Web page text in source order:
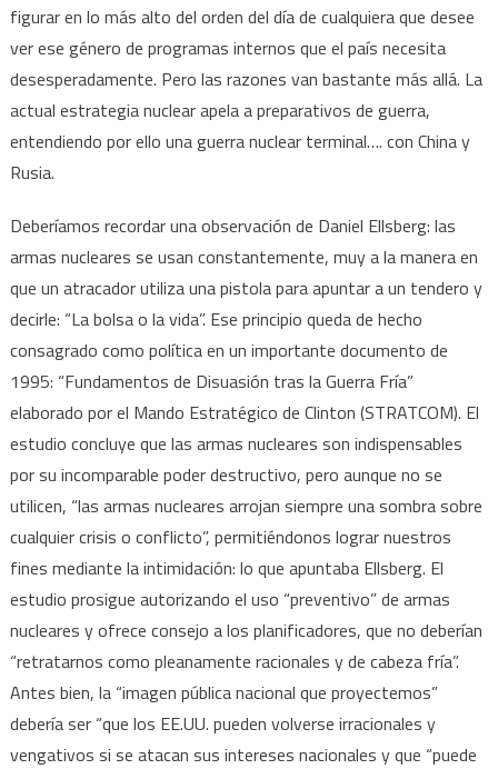
figurar en lo más alto del orden del día de cualquiera que desee
ver ese género de programas internos que el país necesita
desesperadamente. Pero las razones van bastante más allá. La
actual estrategia nuclear apela a preparativos de guerra,
entendiendo por ello una guerra nuclear terminal…. con China y
Rusia.
Deberíamos recordar una observación de Daniel Ellsberg: las
armas nucleares se usan constantemente, muy a la manera en
que un atracador utiliza una pistola para apuntar a un tendero y
decirle: “La bolsa o la vida”. Ese principio queda de hecho
consagrado como política en un importante documento de
1995: “Fundamentos de Disuasión tras la Guerra Fría”
elaborado por el Mando Estratégico de Clinton (STRATCOM). El
estudio concluye que las armas nucleares son indispensables
por su incomparable poder destructivo, pero aunque no se
utilicen, “las armas nucleares arrojan siempre una sombra sobre
cualquier crisis o conflicto”, permitiéndonos lograr nuestros
fines mediante la intimidación: lo que apuntaba Ellsberg. El
estudio prosigue autorizando el uso “preventivo” de armas
nucleares y ofrece consejo a los planificadores, que no deberían
“retratarnos como pleanamente racionales y de cabeza fría”.
Antes bien, la “imagen pública nacional que proyectemos”
debería ser “que los EE.UU. pueden volverse irracionales y
vengativos si se atacan sus intereses nacionales y que “puede